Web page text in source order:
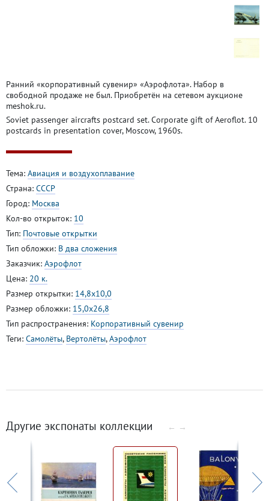
Ранний «корпоративный сувенир» «Аэрофлота». Набор в
свободной продаже не был. Приобретён на сетевом аукционе
meshok.ru.
Soviet passenger aircrafts postcard set. Corporate gift of Aeroflot. 10
postcards in presentation cover, Moscow, 1960s.
Тема: Авиация и воздухоплавание
Страна: СССР
Город: Москва
Кол-во открыток: 10
Тип: Почтовые открытки
Тип обложки: В два сложения
Заказчик: Аэрофлот
Цена: 20 к.
Размер открытки: 14,8x10,0
Размер обложки: 15,0x26,8
Тип распространения: Корпоративный сувенир
Теги: Самолёты, Вертолёты,Аэрофлот
Другие экспонаты коллекции ← →